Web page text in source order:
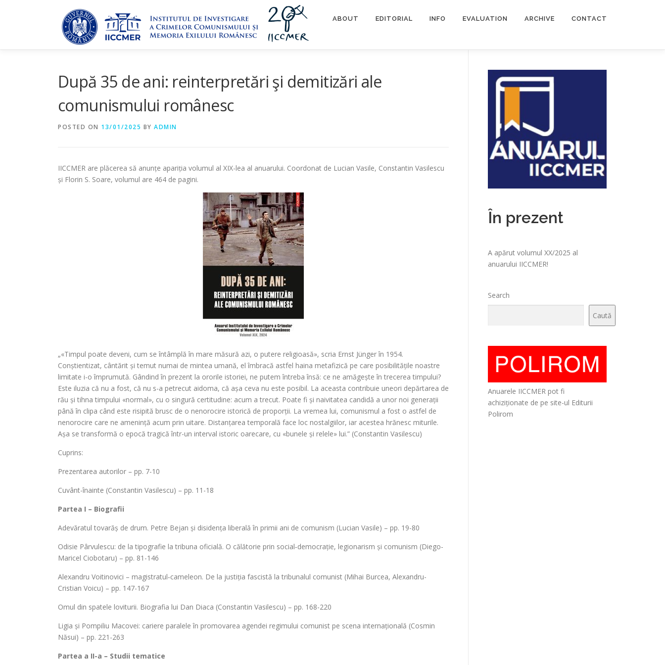
ABOUT EDITORIAL INFO EVALUATION ARCHIVE CONTACT
După 35 de ani: reinterpretări şi demitizări ale
comunismului românesc
POSTED ON 13/01/2025 BY ADMIN
IICCMER are plăcerea să anunțe apariția volumul al XIX-lea al anuarului. Coordonat de Lucian Vasile, Constantin Vasilescu
și Florin S. Soare, volumul are 464 de pagini.
„«Timpul poate deveni, cum se întâmplă în mare măsură azi, o putere religioasă», scria Ernst Jünger în 1954.
Conștientizat, cântărit și temut numai de mintea umană, el îmbracă astfel haina metafizică pe care posibilitățile noastre
limitate i-o împrumută. Gândind în prezent la ororile istoriei, ne putem întreba însă: ce ne amăgește în trecerea timpului?
Este iluzia că nu a fost, că nu s-a petrecut aidoma, că așa ceva nu este posibil. La aceasta contribuie uneori depărtarea de
rău și tihna timpului «normal», cu o singură certitudine: acum a trecut. Poate fi și naivitatea candidă a unor noi generații
până în clipa când este risipită brusc de o nenorocire istorică de proporții. La vremea lui, comunismul a fost o astfel de
nenorocire care ne amenință acum prin uitare. Distanțarea temporală face loc nostalgiilor, iar acestea hrănesc miturile.
Așa se transformă o epocă tragică într-un interval istoric oarecare, cu «bunele și relele» lui.” (Constantin Vasilescu)
Cuprins:
Prezentarea autorilor – pp. 7-10
Cuvânt-înainte (Constantin Vasilescu) – pp. 11-18
Partea I – Biografii
Adevăratul tovarăș de drum. Petre Bejan și disidența liberală în primii ani de comunism (Lucian Vasile) – pp. 19-80
Odisie Pârvulescu: de la tipografie la tribuna oficială. O călătorie prin social‑democrație, legionarism și comunism (Diego-
Maricel Ciobotaru) – pp. 81-146
Alexandru Voitinovici – magistratul‑cameleon. De la justiția fascistă la tribunalul comunist (Mihai Burcea, Alexandru-
Cristian Voicu) – pp. 147-167
Omul din spatele loviturii. Biografia lui Dan Diaca (Constantin Vasilescu) – pp. 168-220
Ligia și Pompiliu Macovei: cariere paralele în promovarea agendei regimului comunist pe scena internațională (Cosmin
Năsui) – pp. 221-263
Partea a II-a – Studii tematice
În prezent
A apărut volumul XX/2025 al
anuarului IICCMER!
Search
Caută
Anuarele IICCMER pot fi
achiziționate de pe site-ul Editurii
Polirom